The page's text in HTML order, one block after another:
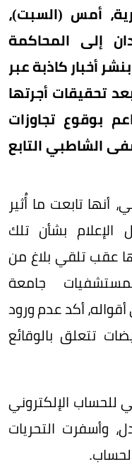
أمس (السبت)،
إلى المحاكمة
أخبار كاذبة عبر
تحقيقات أجرتها
بوقوع تجاوزات
الشاطبي التابع
أنها تابعت ما أُثير
بشأن تلك
عقب تلقي بلاغ من
جامعة
أكد عدم ورود
تتعلق بالوقائع
للحساب الإلكتروني
وأسفرت التحريات